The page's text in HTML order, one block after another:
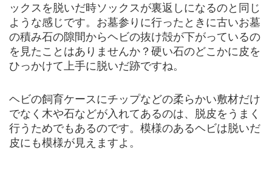
ックスを脱いだ時ソックスが裏返しになるのと同じ
ような感じです。お墓参りに行ったときに古いお墓
の積み石の隙間からヘビの抜け殻が下がっているの
を見たことはありませんか？硬い石のどこかに皮を
ひっかけて上手に脱いだ跡ですね。
ヘビの飼育ケースにチップなどの柔らかい敷材だけ
でなく木や石などが入れてあるのは、脱皮をうまく
行うためでもあるのです。模様のあるヘビは脱いだ
皮にも模様が見えますよ。